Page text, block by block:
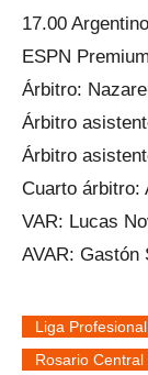
17.00
ESPN
Árbitro:
Árbitro
Árbitro
Cuarto árbitro:
VAR: Lucas
AVAR: Gastón
Liga
Rosario Central